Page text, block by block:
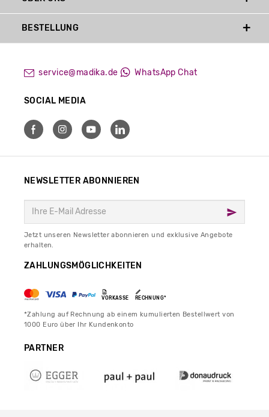
service@madika.de WhatsApp Chat
SOCIAL MEDIA
BESTELLUNG
NEWSLETTER ABONNIEREN
Jetzt unseren Newsletter abonnieren und exklusive Angebote
erhalten.
ZAHLUNGSMÖGLICHKEITEN
VORKASSE RECHNUNG*
*Zahlung auf Rechnung ab einem kumulierten Bestellwert von
1000 Euro über Ihr Kundenkonto
PARTNER